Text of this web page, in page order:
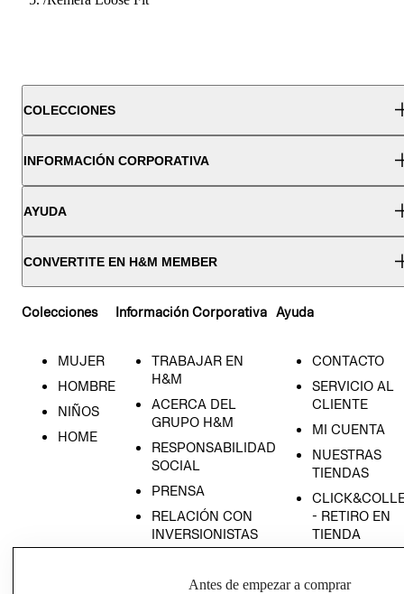
COLECCIONES
INFORMACIÓN CORPORATIVA
AYUDA
CONVERTITE EN H&M MEMBER
Colecciones
MUJER
HOMBRE
NIÑOS
HOME
Información Corporativa
TRABAJAR EN
H&M
ACERCA DEL
GRUPO H&M
RESPONSABILIDAD
SOCIAL
PRENSA
RELACIÓN CON
INVERSIONISTAS
EMPRESARIAL
Ayuda
CONTACTO
SERVICIO AL
CLIENTE
MI CUENTA
NUESTRAS
TIENDAS
- RETIRO EN
TIENDA
Antes de empezar a comprar